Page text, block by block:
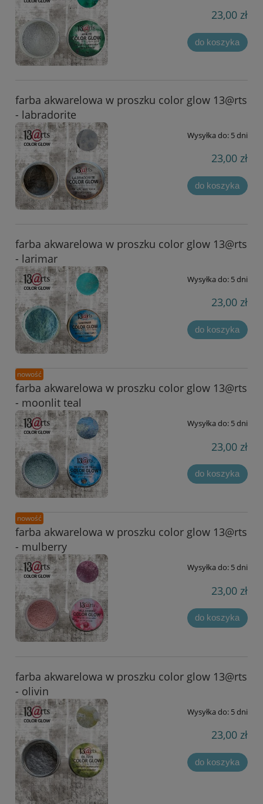
23,00 zł
do koszyka
farba akwarelowa w proszku color glow 13@rts
- labradorite
Wysyłka do: 5 dni
23,00 zł
do koszyka
farba akwarelowa w proszku color glow 13@rts
- larimar
Wysyłka do: 5 dni
23,00 zł
do koszyka
farba akwarelowa w proszku color glow 13@rts
- moonlit teal
Wysyłka do: 5 dni
23,00 zł
do koszyka
nowość
farba akwarelowa w proszku color glow 13@rts
- mulberry
Wysyłka do: 5 dni
23,00 zł
do koszyka
nowość
farba akwarelowa w proszku color glow 13@rts
- olivin
Wysyłka do: 5 dni
23,00 zł
do koszyka